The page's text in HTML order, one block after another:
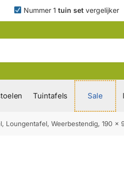
Nummer 1 tuin set vergelijker
Tuintafels Sale
Loungentafel, Weerbestendig, 190 x